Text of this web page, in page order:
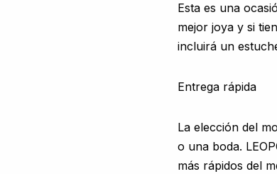
Esta es una
mejor joya y si
incluirá un
Entrega rápida
La elección del
o una boda.
más rápidos del